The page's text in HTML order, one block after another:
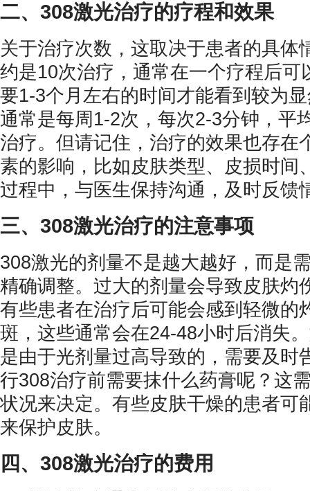
二、308激光治疗的疗程和效果
关于治疗次数，这取决于患者的具体
约是10次治疗，通常在一个疗程后可
要1-3个月左右的时间才能看到较为
通常是每周1-2次，每次2-3分钟，平
治疗。但请记住，治疗的效果也存在
素的影响，比如皮肤类型、皮损时间
过程中，与医生保持沟通，及时反馈
三、308激光治疗的注意事项
308激光的剂量不是越大越好，而是
精确调整。过大的剂量会导致皮肤灼
有些患者在治疗后可能会感到轻微的
斑，这些通常会在24-48小时后消失
是由于光剂量过高导致的，需要及时
行308治疗前需要抹什么药膏呢？这
状况来决定。有些皮肤干燥的患者可
来保护皮肤。
四、308激光治疗的费用